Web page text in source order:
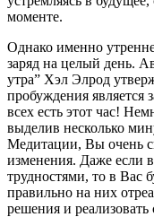
моменте.
Однако именно
заряд на целый день.
утра” Хэл Элрод
пробуждения является
всех есть этот час!
выделив несколько
Медитации, Вы очень
изменения. Даже если
трудностями, то в Вас
правильно на них
решения и